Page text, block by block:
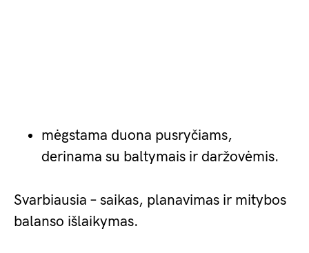
mėgstama duona pusryčiams,
derinama su baltymais ir daržovėmis.
Svarbiausia – saikas, planavimas ir mitybos
balanso išlaikymas.